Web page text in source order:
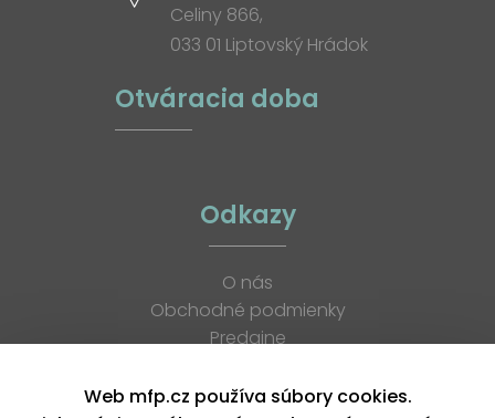
Celiny 866,
033 01 Liptovský Hrádok
Otváracia doba
Odkazy
O nás
Obchodné podmienky
Predajne
K stiahnutiu
Web mfp.cz používa súbory cookies.